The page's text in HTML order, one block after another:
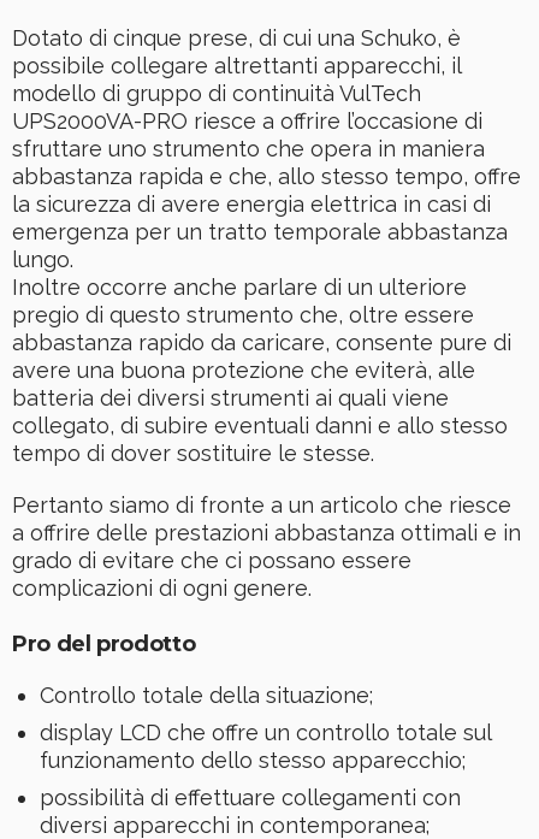
Dotato di cinque prese, di cui una Schuko, è
possibile collegare altrettanti apparecchi, il
modello di gruppo di continuità VulTech
UPS2000VA-PRO riesce a offrire l’occasione di
sfruttare uno strumento che opera in maniera
abbastanza rapida e che, allo stesso tempo, offre
la sicurezza di avere energia elettrica in casi di
emergenza per un tratto temporale abbastanza
lungo.
Inoltre occorre anche parlare di un ulteriore
pregio di questo strumento che, oltre essere
abbastanza rapido da caricare, consente pure di
avere una buona protezione che eviterà, alle
batteria dei diversi strumenti ai quali viene
collegato, di subire eventuali danni e allo stesso
tempo di dover sostituire le stesse.
Pertanto siamo di fronte a un articolo che riesce
a offrire delle prestazioni abbastanza ottimali e in
grado di evitare che ci possano essere
complicazioni di ogni genere.
Pro del prodotto
Controllo totale della situazione;
display LCD che offre un controllo totale sul
funzionamento dello stesso apparecchio;
possibilità di effettuare collegamenti con
diversi apparecchi in contemporanea;